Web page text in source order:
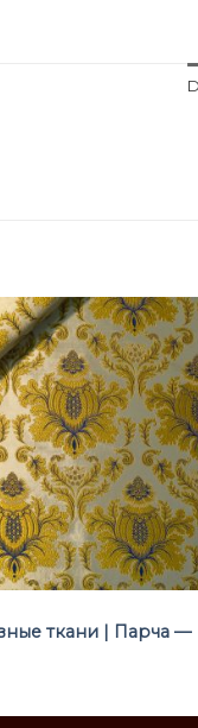
ткани | Парча —